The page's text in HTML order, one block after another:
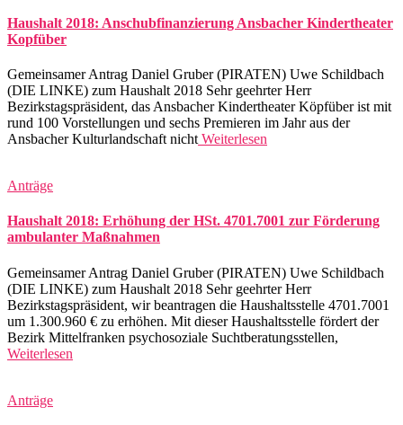
Haushalt 2018: Anschubfinanzierung Ansbacher Kindertheater
Kopfüber
Gemeinsamer Antrag Daniel Gruber (PIRATEN) Uwe Schildbach
(DIE LINKE) zum Haushalt 2018 Sehr geehrter Herr
Bezirkstagspräsident, das Ansbacher Kindertheater Köpfüber ist mit
rund 100 Vorstellungen und sechs Premieren im Jahr aus der
Ansbacher Kulturlandschaft nicht Weiterlesen
Anträge
Haushalt 2018: Erhöhung der HSt. 4701.7001 zur Förderung
ambulanter Maßnahmen
Gemeinsamer Antrag Daniel Gruber (PIRATEN) Uwe Schildbach
(DIE LINKE) zum Haushalt 2018 Sehr geehrter Herr
Bezirkstagspräsident, wir beantragen die Haushaltsstelle 4701.7001
um 1.300.960 € zu erhöhen. Mit dieser Haushaltsstelle fördert der
Bezirk Mittelfranken psychosoziale Suchtberatungsstellen,
Weiterlesen
Anträge